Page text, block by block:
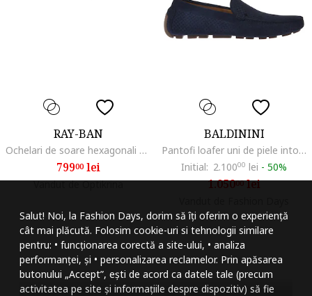
Salut! Noi, la Fashion Days, dorim să îți oferim o experiență
cât mai plăcută. Folosim cookie-uri si tehnologii similare
pentru: • funcționarea corectă a site-ului, • analiza
performanței, și • personalizarea reclamelor. Prin apăsarea
butonului „Accept”, ești de acord ca datele tale (precum
activitatea pe site și informațiile despre dispozitiv) să fie
RAY-BAN
Ochelari de soare hexagonali unisex The Marshall II, Argintiu inchis
79900lei
Vandut de Optikrina
BALDININI
Pantofi loafer uni de piele intoarsa, Albastru
Initial: 2.10000 lei - 50%
1.05000lei
Micsoreaza
Mareste spatierea
Micsoreaza